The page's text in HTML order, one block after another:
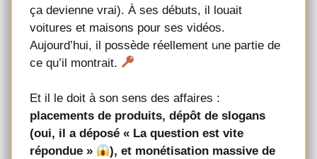
ça devienne vrai). À ses débuts, il louait
voitures et maisons pour ses vidéos.
Aujourd’hui, il possède réellement une partie de
ce qu’il montrait.
Et il le doit à son sens des affaires :
placements de produits, dépôt de slogans
(oui, il a déposé « La question est vite
répondue »
), et monétisation massive de